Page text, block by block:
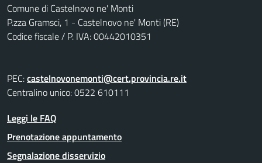
Comune di Castelnovo ne' Monti
P.zza Gramsci, 1 - Castelnovo ne' Monti (RE)
Codice fiscale / P. IVA: 00442010351
PEC:castelnovonemonti@cert.provincia.re.it
Centralino unico: 0522 610111
Leggi le FAQ
Prenotazione appuntamento
Segnalazione disservizio